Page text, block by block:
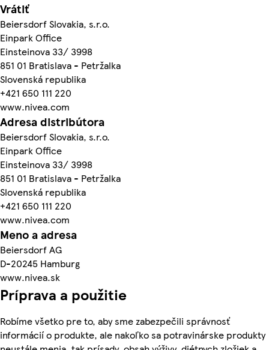
Vrátiť
Beiersdorf Slovakia, s.r.o.
Einpark Office
Einsteinova 33/ 3998
851 01 Bratislava - Petržalka
Slovenská republika
+421 650 111 220
www.nivea.com
Adresa distribútora
Beiersdorf Slovakia, s.r.o.
Einpark Office
Einsteinova 33/ 3998
851 01 Bratislava - Petržalka
Slovenská republika
+421 650 111 220
www.nivea.com
Meno a adresa
Beiersdorf AG
D-20245 Hamburg
www.nivea.sk
Príprava a použitie
Robíme všetko pre to, aby sme zabezpečili správnosť
informácií o produkte, ale nakoľko sa potravinárske produkty